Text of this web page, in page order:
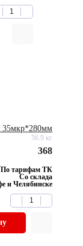
56.9 кг
368
По тарифам ТК
Со склада
и Челябинске